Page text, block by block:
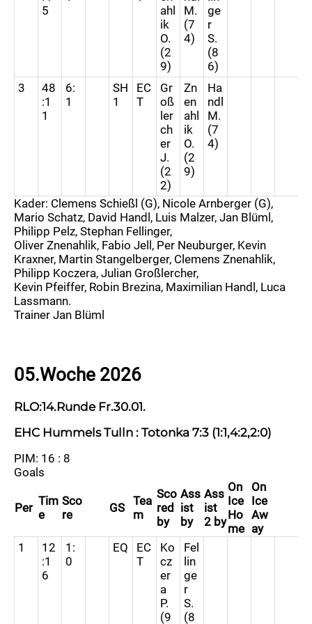
5
ahl
ik
O.
(2
9)
M.
(7
4)
ge
r
S.
(8
6)
3
48
:1
1
6:
1
SH
1
EC
T
Gr
oß
ler
ch
er
J.
(2
2)
Zn
en
ahl
ik
O.
(2
9)
Ha
ndl
M.
(7
4)
Kader: Clemens Schießl (G), Nicole Arnberger (G),
Mario Schatz, David Handl, Luis Malzer, Jan Blüml,
Philipp Pelz, Stephan Fellinger,
Oliver Znenahlik, Fabio Jell, Per Neuburger, Kevin
Kraxner, Martin Stangelberger, Clemens Znenahlik,
Philipp Koczera, Julian Großlercher,
Kevin Pfeiffer, Robin Brezina, Maximilian Handl, Luca
Lassmann.
Trainer Jan Blüml
05.Woche 2026
RLO:14.Runde Fr.30.01.
EHC Hummels Tulln : Totonka 7:3 (1:1,4:2,2:0)
PIM: 16 : 8
Goals
Per Tim
e
Sco
re
GS Tea
m
Sco
red
by
Ass
ist
by
Ass
ist
2 by
On
Ice
Ho
me
On
Ice
Aw
ay
1
12
:1
6
1:
0
EQ
EC
T
Ko
cz
er
a
P.
(9
Fel
lin
ge
r
S.
(8